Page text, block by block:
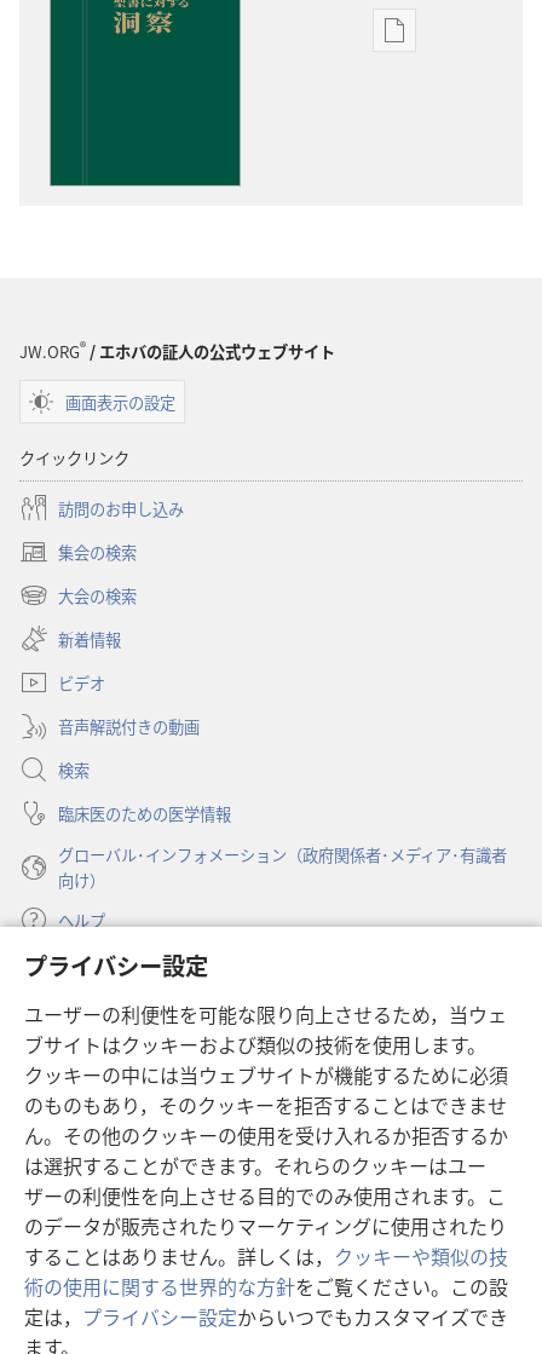
プライバシー設定
ユーザーの利便性を可能な限り向上させるため，当ウェ
ブサイトはクッキーおよび類似の技術を使用します。
クッキーの中には当ウェブサイトが機能するために必須
のものもあり，そのクッキーを拒否することはできませ
ん。その他のクッキーの使用を受け入れるか拒否するか
は選択することができます。それらのクッキーはユー
ザーの利便性を向上させる目的でのみ使用されます。こ
のデータが販売されたりマーケティングに使用されたり
することはありません。詳しくは， クッキーや類似の技
術の使用に関する世界的な方針をご覧ください。この設
定は， プライバシー設定からいつでもカスタマイズでき
ます。
出
JW.ORG®/ エホバの証人の公式ウェブサイト
画面表示の設定
クイックリンク
訪問のお申し込み
集会の検索
（新
し
タ
で
開
く）
大会の検索
（新
し
い
タ
ブ
で
開
く）
新着情報
ビデオ
音声解説付きの動画
検索
臨床医のための医学情報
グローバル･インフォメーション（政府関係者･メディア･有識者
向け）
ヘルプ
寄付
し
い
タ
ブ
で
開
く）
ものみの塔 オンライン・ライブラリー
（新
し
い
タ
ブ
で
開
く）
JW Hub ®
（新
し
い
タ
ブ
で
開
く）
JW Library ®
Watchtower Library®
Copyright